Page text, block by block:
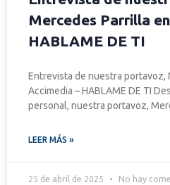
Mercedes Parrilla
HABLAME DE TI
Entrevista de nuestra portavoz,
Accimedia – HABLAME DE TI
personal, nuestra portavoz,
LEER MÁS »
25 de abril de 2025 No hay